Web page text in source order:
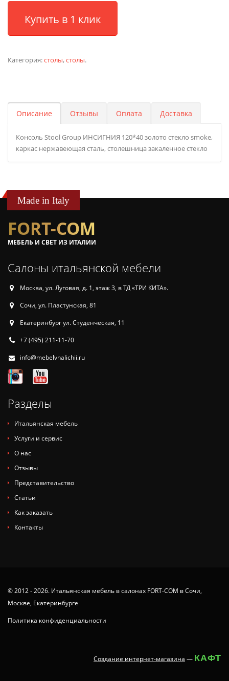
Купить в 1 клик
Категория:столы,столы.
Описание Отзывы Оплата Доставка
Консоль Stool Group ИНСИГНИЯ 120*40 золото стекло smoke,
каркас нержавеющая сталь, столешница закаленное стекло
Made in Italy
FORT-COM
МЕБЕЛЬ И СВЕТ ИЗ ИТАЛИИ
Салоны итальянской мебели
Москва, ул. Луговая, д. 1, этаж 3, в ТД «ТРИ КИТА».
Сочи, ул. Пластунская, 81
Екатеринбург ул. Студенческая, 11
+7 (495) 211-11-70
info@mebelvnalichii.ru
Разделы
Итальянская мебель
Услуги и сервис
О нас
Отзывы
Представительство
Статьи
Как заказать
Контакты
© 2012 - 2026. Итальянская мебель в салонах FORT-COM в Сочи,
Москве, Екатеринбурге
Политика конфиденциальности
Создание интернет-магазина — КАФТ